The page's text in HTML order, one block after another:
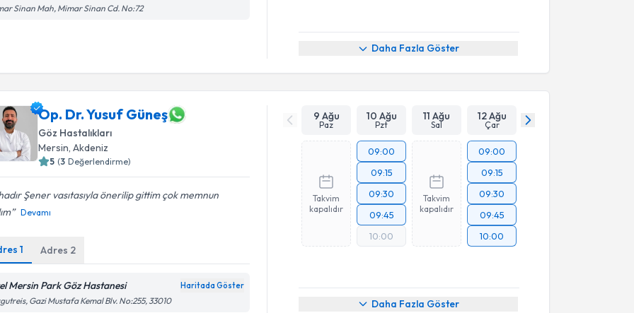
Sinan Mah, Mimar Sinan Cd. No:72
Daha Fazla Göster
Op. Dr. Yusuf Güneş
Göz Hastalıkları
Mersin ,Akdeniz
5 (3 Değerlendirme)
Şener vasıtasıyla önerilip gittim çok memnun
Devamı
1 Adres 2
Mersin Park Göz Hastanesi Haritada Göster
Gazi Mustafa Kemal Blv. No:255, 33010
9 Ağu
Paz
10 Ağu
Pzt
11 Ağu
Sal
12 Ağu
Çar
Takvim
kapalıdır
09:00
09:15
09:30
09:45
10:00
Takvim
kapalıdır
09:00
09:15
09:30
09:45
10:00
Daha Fazla Göster